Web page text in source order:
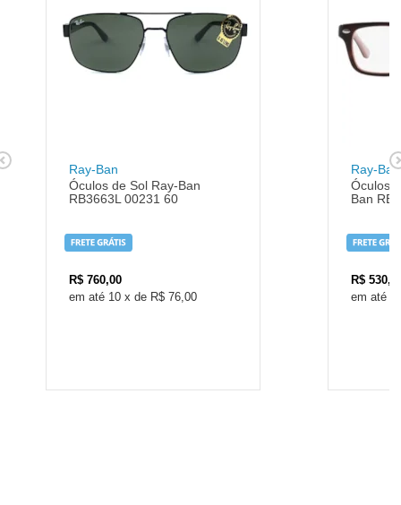
Ray-Ban
Óculos de Sol Ray-Ban
RB3663L 00231 60
R$ 760,00
10 x de R$ 76,00
Ray-Ban
Óculos
Ban
R$